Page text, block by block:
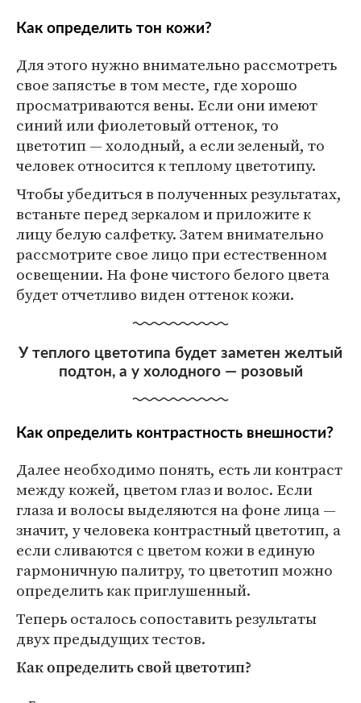
Как определить тон кожи?
Для этого нужно внимательно рассмотреть
свое запястье в том месте, где хорошо
просматриваются вены. Если они имеют
синий или фиолетовый оттенок, то
цветотип — холодный, а если зеленый, то
человек относится к теплому цветотипу.
Чтобы убедиться в полученных результатах,
встаньте перед зеркалом и приложите к
лицу белую салфетку. Затем внимательно
рассмотрите свое лицо при естественном
освещении. На фоне чистого белого цвета
будет отчетливо виден оттенок кожи.
У теплого цветотипа будет заметен желтый
подтон, а у холодного — розовый
Как определить контрастность внешности?
Далее необходимо понять, есть ли контраст
между кожей, цветом глаз и волос. Если
глаза и волосы выделяются на фоне лица —
значит, у человека контрастный цветотип, а
если сливаются с цветом кожи в единую
гармоничную палитру, то цветотип можно
определить как приглушенный.
Теперь осталось сопоставить результаты
двух предыдущих тестов.
Как определить свой цветотип?